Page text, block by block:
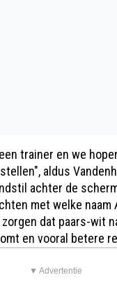
trainer en we
aldus
achter de
met welke naam
dat paars-wit
en vooral betere
▼ Advertentie